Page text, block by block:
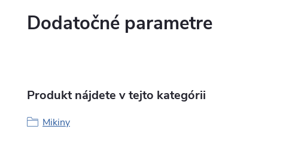
Dodatočné parametre
Produkt nájdete v tejto kategórii
Mikiny